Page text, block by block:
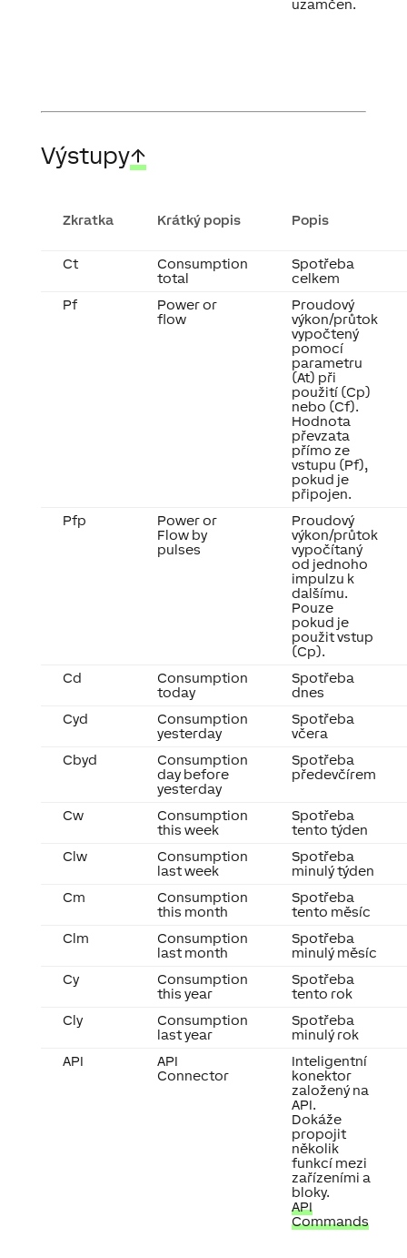
uzamčen.
Výstupy↑
Zkratka Krátký popis Popis
Ct
Consumption
total
Spotřeba
celkem
Pf
Power or
flow
Proudový
výkon/průtok
vypočtený
pomocí
parametru
(At) při
použití (Cp)
nebo (Cf).
Hodnota
převzata
přímo ze
vstupu (Pf),
pokud je
připojen.
Pfp
Power or
Flow by
pulses
Proudový
výkon/průtok
vypočítaný
od jednoho
impulzu k
dalšímu.
Pouze
pokud je
použit vstup
(Cp).
Cd
Consumption
today
Spotřeba
dnes
Cyd
Consumption
yesterday
Spotřeba
včera
Cbyd
Consumption
day before
yesterday
Spotřeba
předevčírem
Cw
Consumption
this week
Spotřeba
tento týden
Clw
Consumption
last week
Spotřeba
minulý týden
Cm
Consumption
this month
Spotřeba
tento měsíc
Clm
Consumption
last month
Spotřeba
minulý měsíc
Cy
Consumption
this year
Spotřeba
tento rok
Cly
Consumption
last year
Spotřeba
minulý rok
API
API
Connector
Inteligentní
konektor
založený na
API.
Dokáže
propojit
několik
funkcí mezi
zařízeními a
bloky.
API
Commands